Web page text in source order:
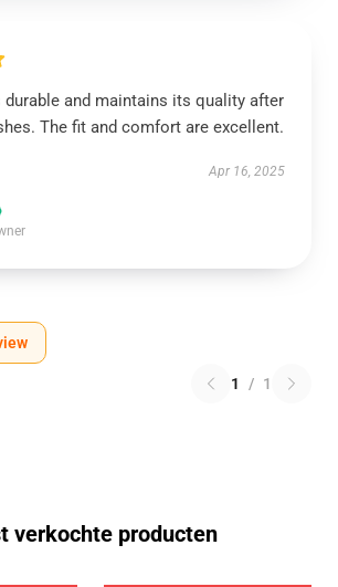
and maintains its quality after
The fit and comfort are excellent.
Apr 16, 2025
1 / 1
verkochte producten